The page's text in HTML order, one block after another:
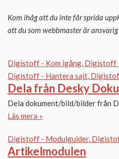
Kom ihåg att du inte får sprida
att du som webbmaster är
Digistoff - Kom igång Digistoff
Digistoff - Hantera sajt
Dela från Desky
Dela dokument/bild/bilder från
Läs mera »
Digistoff - Modulguider
Artikelmodulen